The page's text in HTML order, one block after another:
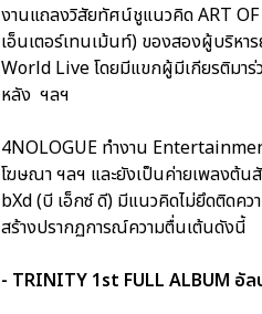
งานแถลงวิสัยทัศน์ชูแนวคิด ART
เอ็นเตอร์เทนเม้นท์) ของสองผู้บริห
World Live โดยมีแขกผู้มีเกียรติมาร่
หลัง ฯลฯ
4NOLOGUE ทำงาน
โฆษณา ฯลฯ และยังเป็นค่ายเพลงต้
bXd (บี เอ็กซ์ ดี) มีแนวคิดไม่ยึดติดคว
สร้างปรากฏการณ์ความตื่นเต้นดังนี้
- TRINITY 1st FULL ALBUM อั